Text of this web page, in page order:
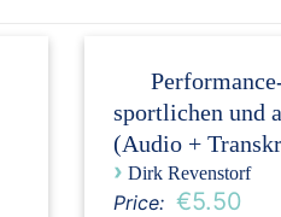
sportlichen und
(Audio +
› Dirk Revenstorf
Price: €5.50